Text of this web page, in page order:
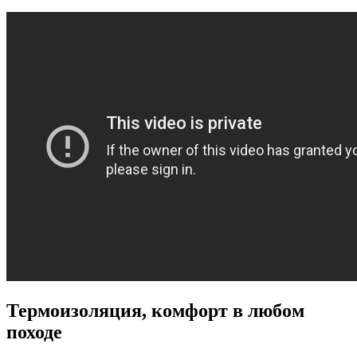
Термоизоляция, комфорт в любом
походе